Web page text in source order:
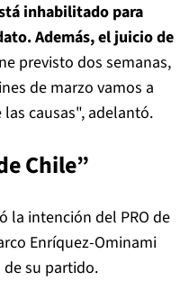
inhabilitado para
Además, el juicio de
previsto dos semanas,
de marzo vamos a
causas", adelantó.
Chile”
la intención del PRO de
Enríquez-Ominami
su partido.